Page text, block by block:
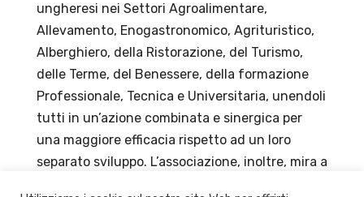
ungheresi nei Settori Agroalimentare,
Allevamento, Enogastronomico, Agrituristico,
Alberghiero, della Ristorazione, del Turismo,
delle Terme, del Benessere, della formazione
Professionale, Tecnica e Universitaria, unendoli
tutti in un’azione combinata e sinergica per
una maggiore efficacia rispetto ad un loro
separato sviluppo. L’associazione, inoltre, mira a